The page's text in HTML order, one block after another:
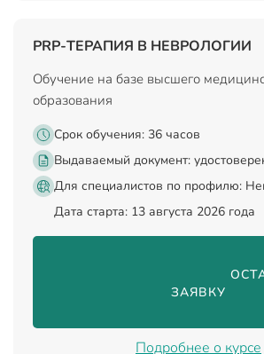
PRP-ТЕРАПИЯ В НЕВРОЛОГИИ
Обучение на базе высшего
образования
Срок обучения: 36 часов
Выдаваемый документ:
Для специалистов по профилю:
Дата старта: 13 августа 2026 года
ЗАЯВКУ
Подробнее о курсе